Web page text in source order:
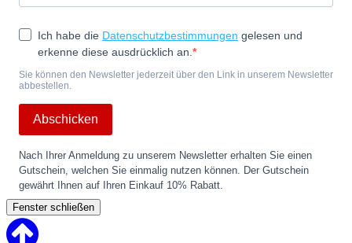
Ich habe die Datenschutzbestimmungen gelesen und
erkenne diese ausdrücklich an.
Sie können den Newsletter jederzeit über den Link in unserem Newsletter
abbestellen.
Abschicken
Nach Ihrer Anmeldung zu unserem Newsletter erhalten Sie einen
Gutschein, welchen Sie einmalig nutzen können. Der Gutschein
gewährt Ihnen auf Ihren Einkauf 10% Rabatt.
Fenster schließen
to